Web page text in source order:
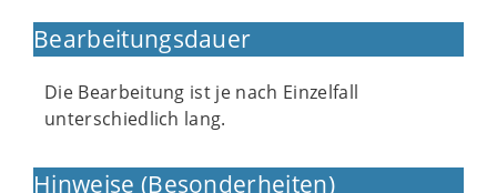
Bearbeitungsdauer
Die Bearbeitung ist je nach Einzelfall
unterschiedlich lang.
Hinweise (Besonderheiten)